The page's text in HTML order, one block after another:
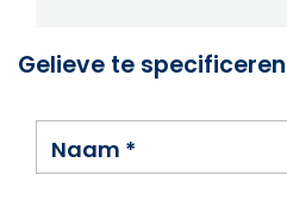
Gelieve te specificeren
Naam *